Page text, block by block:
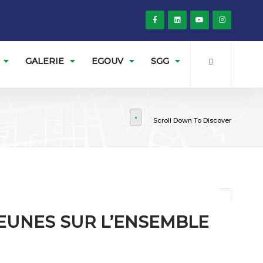
GALERIE EGOUV SGG
Scroll Down To Discover
SUR L’ENSEMBLE